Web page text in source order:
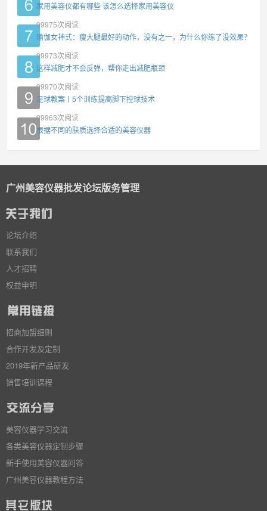
家用美容仪都有哪些 该怎么选择家用美容仪
99975次阅读
瑜伽女神式：瘦大腿最好的动作，没有之一，为什么你练了没效果？
99973次阅读
这样减肥才不会反弹，帮你走出减肥瓶颈
99970次阅读
足球教案丨5个训练提高脚下控球技术
99963次阅读
根据不同的肤质选择合适的美容仪器
广州美容仪器批发论坛版务管理
论坛介绍
联系我们
人才招聘
权益申明
招商加盟细则
合作开发及定制
2019年新产品研发
销售培训课程
美容仪器学习交流
各类美容仪器定制步骤
新手使用美容仪器问答
广州美容仪器教程方法